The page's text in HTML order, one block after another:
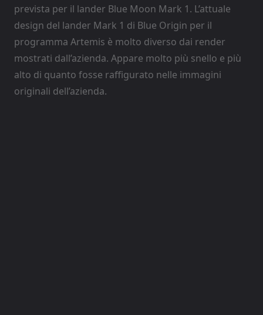
prevista per il lander Blue Moon Mark 1. L’attuale
design del lander Mark 1 di Blue Origin per il
programma Artemis è molto diverso dai render
mostrati dall’azienda. Appare molto più snello e più
alto di quanto fosse raffigurato nelle immagini
originali dell’azienda.